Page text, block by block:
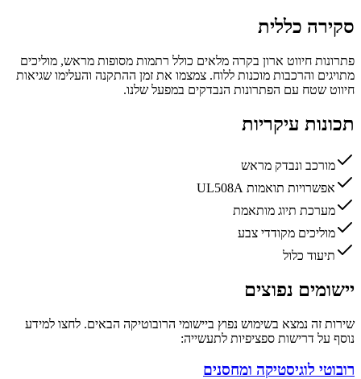
סקירה כללית
פתרונות חיווט ארון בקרה מלאים כולל רתמות מסופות מראש, מוליכים
מתויגים והרכבות מוכנות ללוח. צמצמו את זמן ההתקנה והעלימו שגיאות
חיווט שטח עם הפתרונות הנבדקים במפעל שלנו.
תכונות עיקריות
מורכב ונבדק מראש
אפשרויות תואמות UL508A
מערכת תיוג מותאמת
מוליכים מקודדי צבע
תיעוד כלול
יישומים נפוצים
שירות זה נמצא בשימוש נפוץ ביישומי הרובוטיקה הבאים. לחצו למידע
נוסף על דרישות ספציפיות לתעשייה:
רובוטי לוגיסטיקה ומחסנים